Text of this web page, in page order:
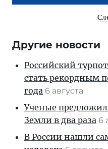
Другие новости
Российский
стать рекордным
года 6 августа
Ученые
Земли в два раза 6
В России нашли